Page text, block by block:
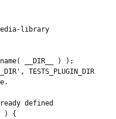
__DIR__ ) );
TESTS_PLUGIN_DIR
defined
) {